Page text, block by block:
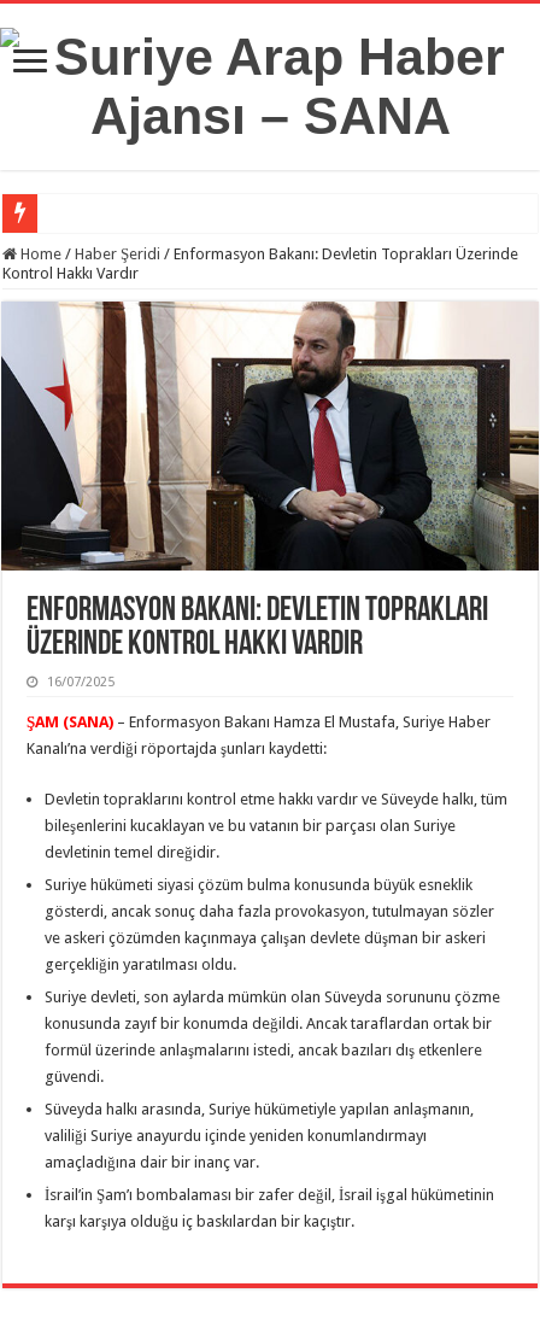
Suriye Savunma Bakanlığı’ndan Bir Heyet, Türkiye’deki Milli Savunma
Home / Haber Şeridi / Enformasyon Bakanı: Devletin Toprakları Üzerinde
Kontrol Hakkı Vardır
Enformasyon Bakanı: Devletin Toprakları
Üzerinde Kontrol Hakkı Vardır
16/07/2025
ŞAM (SANA) – Enformasyon Bakanı Hamza El Mustafa, Suriye Haber
Kanalı’na verdiği röportajda şunları kaydetti:
Devletin topraklarını kontrol etme hakkı vardır ve Süveyde halkı, tüm
bileşenlerini kucaklayan ve bu vatanın bir parçası olan Suriye
devletinin temel direğidir.
Suriye hükümeti siyasi çözüm bulma konusunda büyük esneklik
gösterdi, ancak sonuç daha fazla provokasyon, tutulmayan sözler
ve askeri çözümden kaçınmaya çalışan devlete düşman bir askeri
gerçekliğin yaratılması oldu.
Suriye devleti, son aylarda mümkün olan Süveyda sorununu çözme
konusunda zayıf bir konumda değildi. Ancak taraflardan ortak bir
formül üzerinde anlaşmalarını istedi, ancak bazıları dış etkenlere
güvendi.
Süveyda halkı arasında, Suriye hükümetiyle yapılan anlaşmanın,
valiliği Suriye anayurdu içinde yeniden konumlandırmayı
amaçladığına dair bir inanç var.
İsrail’in Şam’ı bombalaması bir zafer değil, İsrail işgal hükümetinin
karşı karşıya olduğu iç baskılardan bir kaçıştır.